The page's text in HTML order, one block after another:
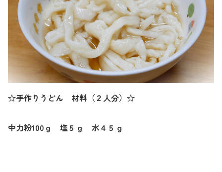
☆手作りうどん 材料（２人分）☆
中力粉100 ｇ 塩５ｇ 水４５ｇ